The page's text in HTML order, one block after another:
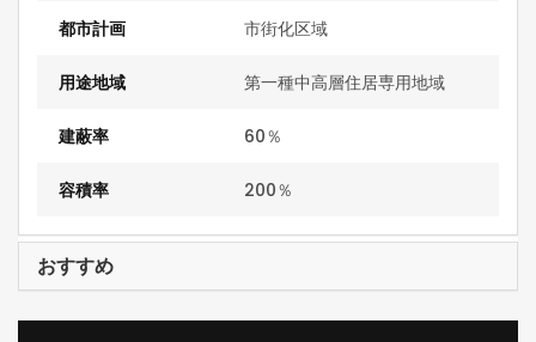
都市計画 市街化区域
用途地域 第一種中高層住居専用地域
建蔽率 60％
容積率 200％
おすすめ